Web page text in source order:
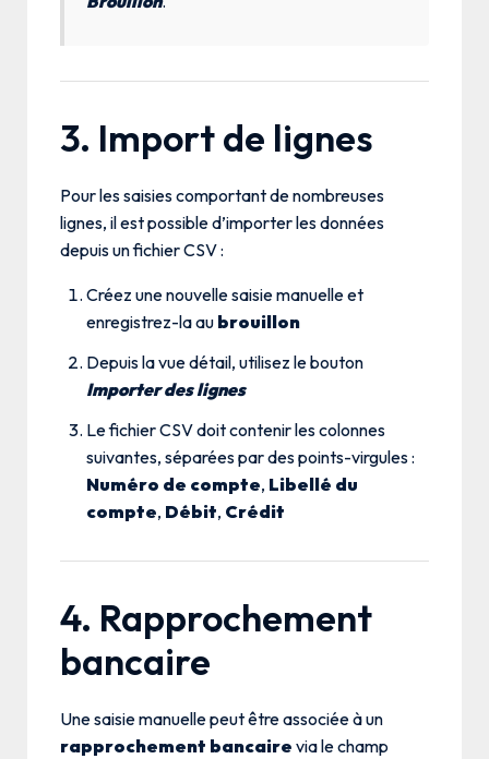
3. Import de lignes
Pour les saisies comportant de nombreuses
lignes, il est possible d’importer les données
depuis un fichier CSV :
Créez une nouvelle saisie manuelle et
enregistrez-la au brouillon
Depuis la vue détail, utilisez le bouton
Importer des lignes
Le fichier CSV doit contenir les colonnes
suivantes, séparées par des points-virgules :
Numéro de compte, Libellé du
compte, Débit, Crédit
4. Rapprochement
bancaire
Une saisie manuelle peut être associée à un
rapprochement bancaire via le champ